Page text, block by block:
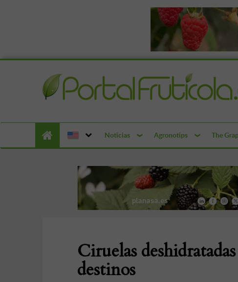
Noticias Agronotips The
Ciruelas
destinos